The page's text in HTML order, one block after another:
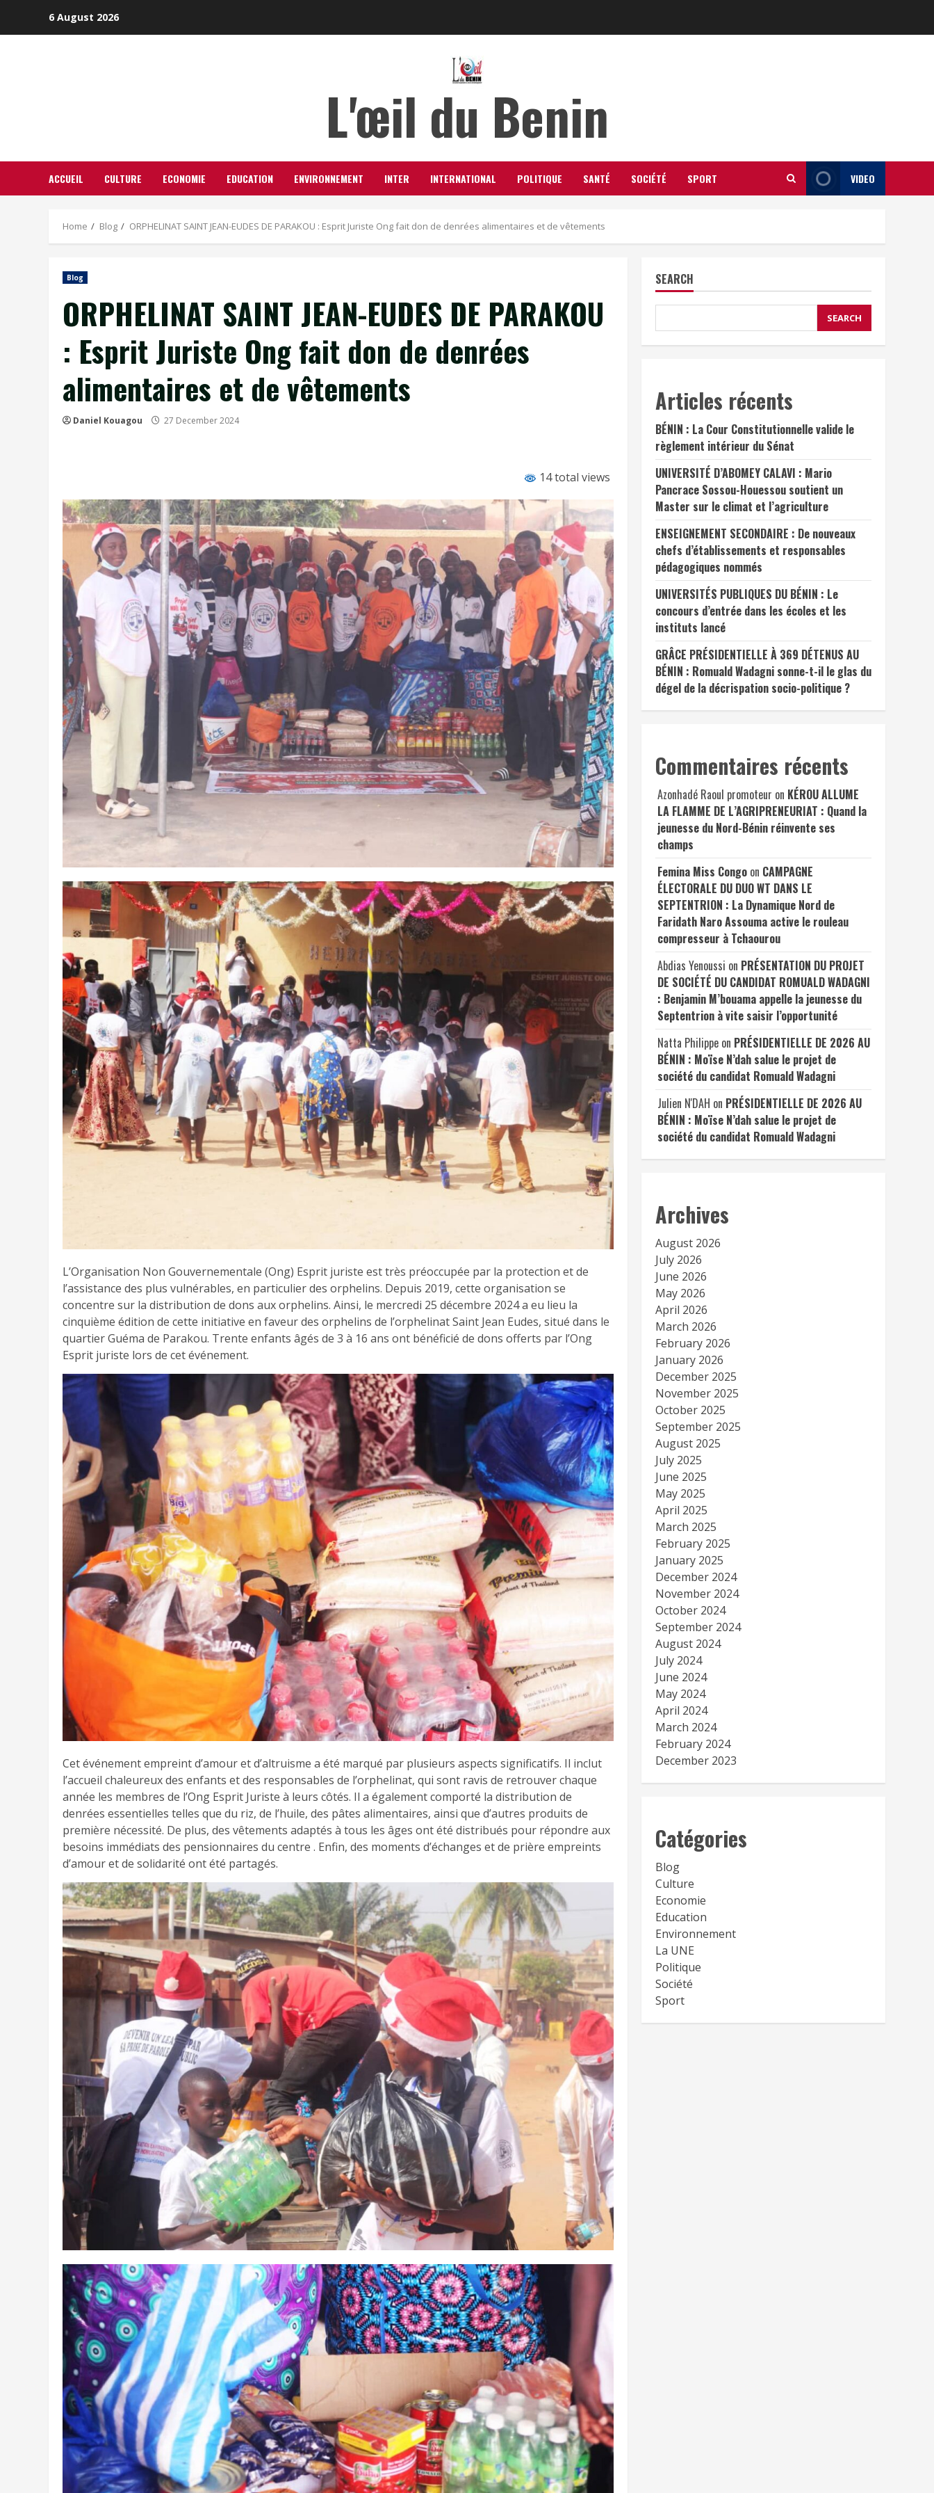
6 August 2026
L'œil du Benin
ACCUEIL CULTURE ECONOMIE EDUCATION ENVIRONNEMENT INTER INTERNATIONAL POLITIQUE SANTÉ SOCIÉTÉ SPORT VIDEO
Home Blog ORPHELINAT SAINT JEAN-EUDES DE PARAKOU : Esprit Juriste Ong fait don de denrées alimentaires et de vêtements
Blog
ORPHELINAT SAINT JEAN-EUDES DE PARAKOU
: Esprit Juriste Ong fait don de denrées
alimentaires et de vêtements
Daniel Kouagou 27 December 2024
14 total views
L’Organisation Non Gouvernementale (Ong) Esprit juriste est très préoccupée par la protection et de
l’assistance des plus vulnérables, en particulier des orphelins. Depuis 2019, cette organisation se
concentre sur la distribution de dons aux orphelins. Ainsi, le mercredi 25 décembre 2024 a eu lieu la
cinquième édition de cette initiative en faveur des orphelins de l’orphelinat Saint Jean Eudes, situé dans le
quartier Guéma de Parakou. Trente enfants âgés de 3 à 16 ans ont bénéficié de dons offerts par l’Ong
Esprit juriste lors de cet événement.
Cet événement empreint d’amour et d’altruisme a été marqué par plusieurs aspects significatifs. Il inclut
l’accueil chaleureux des enfants et des responsables de l’orphelinat, qui sont ravis de retrouver chaque
année les membres de l’Ong Esprit Juriste à leurs côtés. Il a également comporté la distribution de
denrées essentielles telles que du riz, de l’huile, des pâtes alimentaires, ainsi que d’autres produits de
première nécessité. De plus, des vêtements adaptés à tous les âges ont été distribués pour répondre aux
besoins immédiats des pensionnaires du centre . Enfin, des moments d’échanges et de prière empreints
d’amour et de solidarité ont été partagés.
SEARCH
SEARCH
Articles récents
BÉNIN : La Cour Constitutionnelle valide le
règlement intérieur du Sénat
UNIVERSITÉ D’ABOMEY CALAVI : Mario
Pancrace Sossou-Houessou soutient un
Master sur le climat et l’agriculture
ENSEIGNEMENT SECONDAIRE : De nouveaux
chefs d’établissements et responsables
pédagogiques nommés
UNIVERSITÉS PUBLIQUES DU BÉNIN : Le
concours d’entrée dans les écoles et les
instituts lancé
GRÂCE PRÉSIDENTIELLE À 369 DÉTENUS AU
BÉNIN : Romuald Wadagni sonne-t-il le glas du
dégel de la décrispation socio-politique ?
Commentaires récents
Azonhadé Raoul promoteur on KÉROU ALLUME
LA FLAMME DE L’AGRIPRENEURIAT : Quand la
jeunesse du Nord-Bénin réinvente ses
champs
Femina Miss Congoon CAMPAGNE
ÉLECTORALE DU DUO WT DANS LE
SEPTENTRION : La Dynamique Nord de
Faridath Naro Assouma active le rouleau
compresseur à Tchaourou
Abdias Yenoussi on PRÉSENTATION DU PROJET
DE SOCIÉTÉ DU CANDIDAT ROMUALD WADAGNI
: Benjamin M’bouama appelle la jeunesse du
Septentrion à vite saisir l’opportunité
Natta Philippeon PRÉSIDENTIELLE DE 2026 AU
BÉNIN : Moïse N’dah salue le projet de
société du candidat Romuald Wadagni
Julien N'DAH on PRÉSIDENTIELLE DE 2026 AU
BÉNIN : Moïse N’dah salue le projet de
société du candidat Romuald Wadagni
Archives
August 2026
July 2026
June 2026
May 2026
April 2026
March 2026
February 2026
January 2026
December 2025
November 2025
October 2025
September 2025
August 2025
July 2025
June 2025
May 2025
April 2025
March 2025
February 2025
January 2025
December 2024
November 2024
October 2024
September 2024
August 2024
July 2024
June 2024
May 2024
April 2024
March 2024
February 2024
December 2023
Catégories
Blog
Culture
Economie
Education
Environnement
La UNE
Politique
Société
Sport